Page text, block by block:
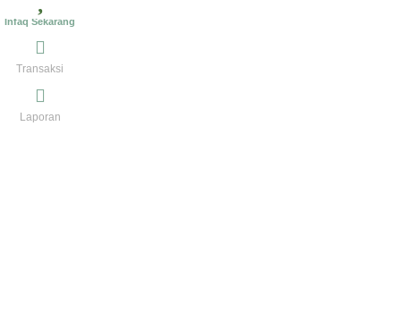
Infaq Sekarang
Transaksi
Laporan